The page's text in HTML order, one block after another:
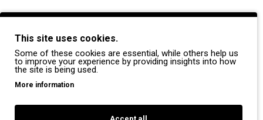
BRANDS
Payper
Dike
Coverguard
Portwest
Exena
This site uses cookies.
Some of these cookies are essential, while others help us
to improve your experience by providing insights into how
the site is being used.
More information